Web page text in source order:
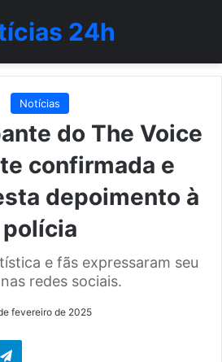
24h
Notícias
do The Voice
confirmada e
depoimento à
polícia
e fãs expressaram seu
redes sociais.
fevereiro de 2025
Telegram